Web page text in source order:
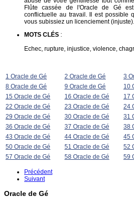
Flûte cassée de l'Oracle de Gé
conflictuelle au travail. Il est possible
vous subissiez un licenciement (injuste).
MOTS CLÉS :
Echec, rupture, injustice, violence,
1 Oracle de Gé 2 Oracle de Gé 3
8 Oracle de Gé
9 Oracle de Gé 10
15 Oracle de Gé
16 Oracle de Gé 17
22 Oracle de Gé
23 Oracle de Gé 24
29 Oracle de Gé
30 Oracle de Gé 31
36 Oracle de Gé
37 Oracle de Gé 38
43 Oracle de Gé
44 Oracle de Gé 45
50 Oracle de Gé
51 Oracle de Gé 52
57 Oracle de Gé
58 Oracle de Gé 59
Précédent
Suivant
Oracle de Gé